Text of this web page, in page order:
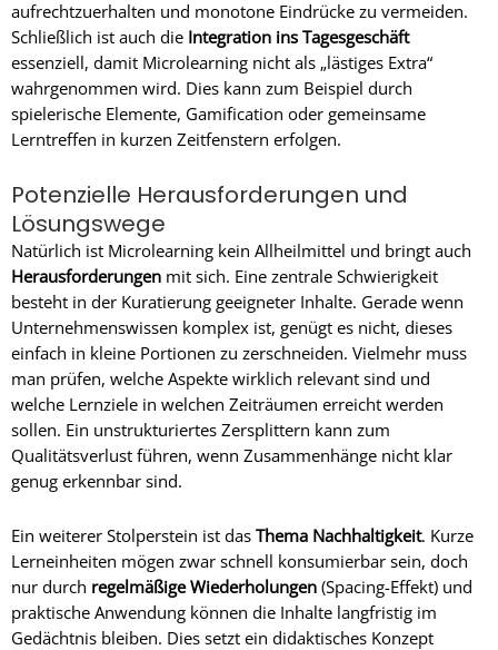
aufrechtzuerhalten und monotone Eindrücke zu vermeiden.
Schließlich ist auch die Integration ins Tagesgeschäft
essenziell, damit Microlearning nicht als „lästiges Extra“
wahrgenommen wird. Dies kann zum Beispiel durch
spielerische Elemente, Gamification oder gemeinsame
Lerntreffen in kurzen Zeitfenstern erfolgen.
Potenzielle Herausforderungen und
Lösungswege
Natürlich ist Microlearning kein Allheilmittel und bringt auch
Herausforderungen mit sich. Eine zentrale Schwierigkeit
besteht in der Kuratierung geeigneter Inhalte. Gerade wenn
Unternehmenswissen komplex ist, genügt es nicht, dieses
einfach in kleine Portionen zu zerschneiden. Vielmehr muss
man prüfen, welche Aspekte wirklich relevant sind und
welche Lernziele in welchen Zeiträumen erreicht werden
sollen. Ein unstrukturiertes Zersplittern kann zum
Qualitätsverlust führen, wenn Zusammenhänge nicht klar
genug erkennbar sind.
Ein weiterer Stolperstein ist das Thema Nachhaltigkeit. Kurze
Lerneinheiten mögen zwar schnell konsumierbar sein, doch
nur durch regelmäßige Wiederholungen (Spacing-Effekt) und
praktische Anwendung können die Inhalte langfristig im
Gedächtnis bleiben. Dies setzt ein didaktisches Konzept